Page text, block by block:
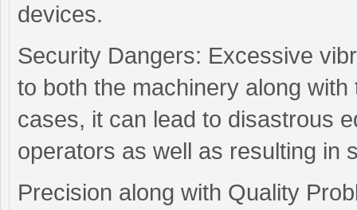
devices.
Security Dangers: Excessive
to both the machinery along
cases, it can lead to disastrous
operators as well as resulting in
Precision along with Quality